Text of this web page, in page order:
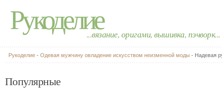
Рукоделие...вязание, оригами, вышивка, пэчворк...
Рукоделие - Одевая мужчину овладение искусством неизменной моды - Надевая
Популярные